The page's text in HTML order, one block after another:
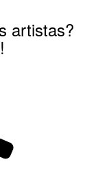
artistas?